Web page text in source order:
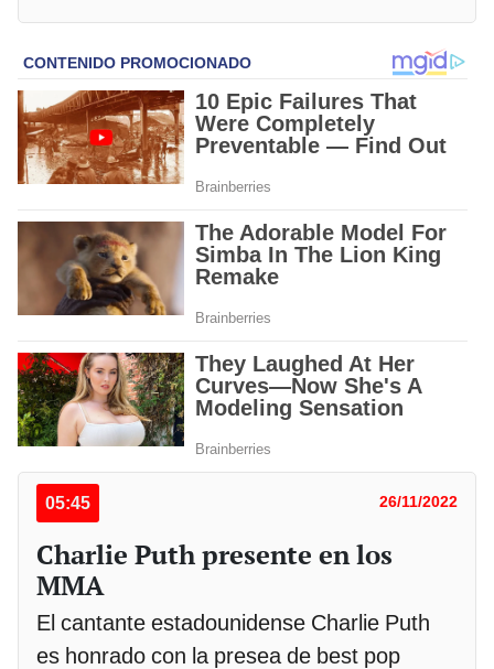
05:45 26/11/2022
Charlie Puth presente en los
MMA
El cantante estadounidense Charlie Puth
es honrado con la presea de best pop